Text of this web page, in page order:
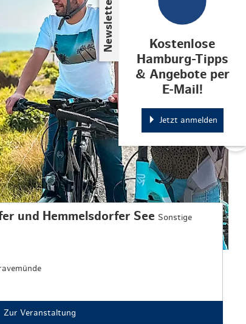
Newsletter
Kostenlose
Hamburg-Tipps
& Angebote per
E-Mail!
Jetzt anmelden
und Hemmelsdorfer See Sonstige
Zur Veranstaltung